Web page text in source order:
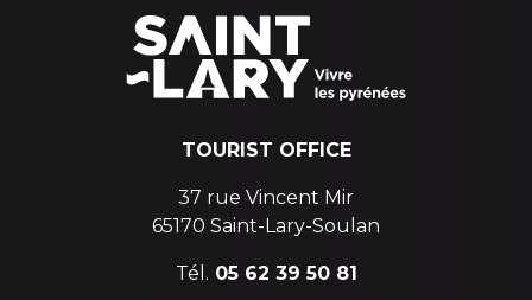
TOURIST OFFICE
37 rue Vincent Mir
65170 Saint-Lary-Soulan
Tél. 05 62 39 50 81